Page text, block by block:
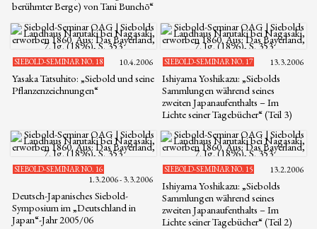
berühmter Berge) von Tani Bunchō“
SIEBOLD-SEMINAR NO. 18 10.4.2006
Yasaka Tatsuhito: „Siebold und seine
Pflanzenzeichnungen“
SIEBOLD-SEMINAR NO. 17 13.3.2006
Ishiyama Yoshikazu: „Siebolds
Sammlungen während seines
zweiten Japanaufenthalts – Im
Lichte seiner Tagebücher“ (Teil 3)
SIEBOLD-SEMINAR NO. 16
1.3.2006 - 3.3.2006
Deutsch-Japanisches Siebold-
Symposium im „Deutschland in
Japan“-Jahr 2005/06
SIEBOLD-SEMINAR NO. 15 13.2.2006
Ishiyama Yoshikazu: „Siebolds
Sammlungen während seines
zweiten Japanaufenthalts – Im
Lichte seiner Tagebücher“ (Teil 2)